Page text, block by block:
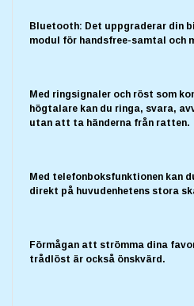
Bluetooth: Det uppgraderar din
modul för handsfree-samtal och
Med ringsignaler och röst som
högtalare kan du ringa, svara,
utan att ta händerna från ratten.
Med telefonboksfunktionen kan
direkt på huvudenhetens stora
Förmågan att strömma dina
trådlöst är också önskvärd.